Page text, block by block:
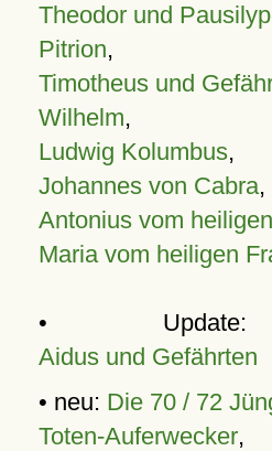
Theodor und
Pitrion,
Timotheus und
Wilhelm,
Ludwig Kolumbus,
Johannes von Cabra,
Antonius vom
Maria vom heiligen
•
Aidus und Gefährten
• neu: Die 70 / 72
Toten-Auferwecker,